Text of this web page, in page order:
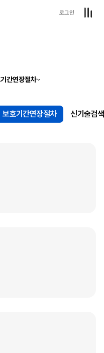
로그인
간연장절차
보호기간연장절차 신기술검색